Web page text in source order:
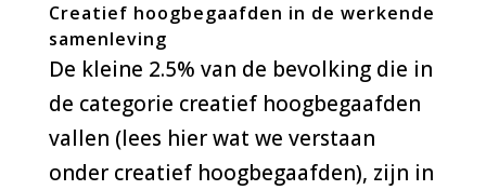
Creatief hoogbegaafden in de werkende
samenleving
De kleine 2.5% van de bevolking die in
de categorie creatief hoogbegaafden
vallen (lees hier wat we verstaan
onder creatief hoogbegaafden), zijn in